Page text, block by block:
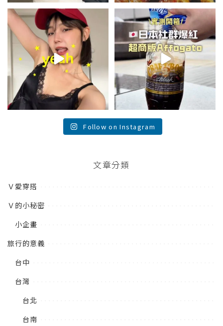
summer outfit⋆.˚✮🎧✮˚.⋆
夏日穿搭最需要單品！...
755 43
\🇯🇵日本爆紅!超商版Affogato
🍨☕️/
🏷️#吉推日本🇯🇵...
116 26
Follow on Instagram
文章分類
Ｖ愛穿搭
Ｖ的小秘密
小企畫
旅行的意義
台中
台灣
台北
台南